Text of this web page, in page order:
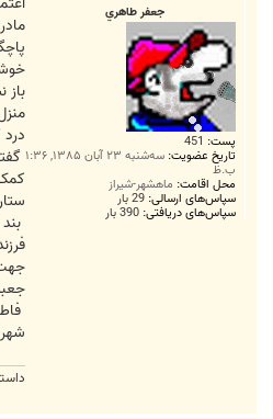
جعفر طاهري
پست: 451
تاریخ عضویت: سه‌شنبه ۲۳ آبان ۱۳۸۵, ۱:۳۶
ب.ظ
محل اقامت: ماهشهر-شیراز
سپاس‌های ارسالی: 29 بار
سپاس‌های دریافتی: 390 بار